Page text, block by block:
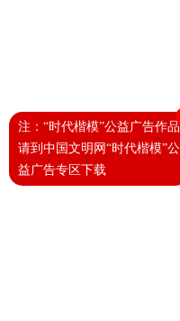
注：“时代楷模”公益广告作品
请到中国文明网“时代楷模”公
益广告专区下载